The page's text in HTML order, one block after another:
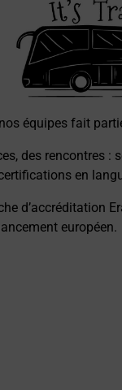
équipes fait
des rencontres
en
d’accréditation
européen.